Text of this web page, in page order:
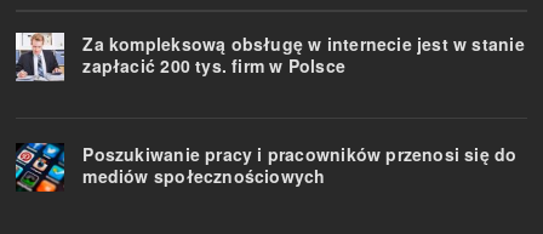
Za kompleksową obsługę w internecie jest w stanie
zapłacić 200 tys. firm w Polsce
Poszukiwanie pracy i pracowników przenosi się do
mediów społecznościowych